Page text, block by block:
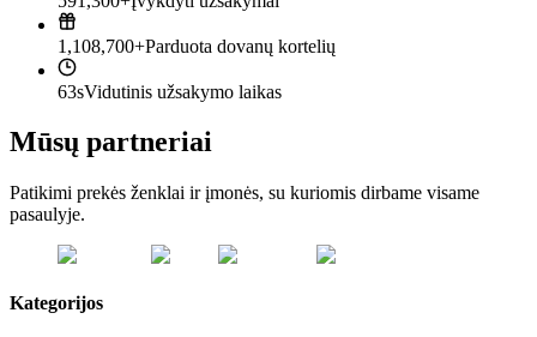
1,108,700+Parduota dovanų kortelių
63sVidutinis užsakymo laikas
Mūsų partneriai
Patikimi prekės ženklai ir įmonės, su kuriomis dirbame visame
pasaulyje.
Kategorijos